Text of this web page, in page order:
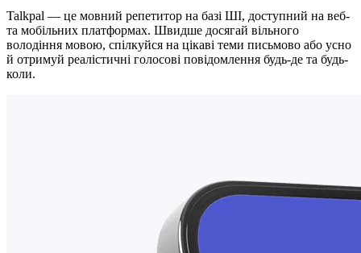
Talkpal — це мовний репетитор на базі ШІ, доступний на веб-
та мобільних платформах. Швидше досягай вільного
володіння мовою, спілкуйся на цікаві теми письмово або усно
й отримуй реалістичні голосові повідомлення будь-де та будь-
коли.